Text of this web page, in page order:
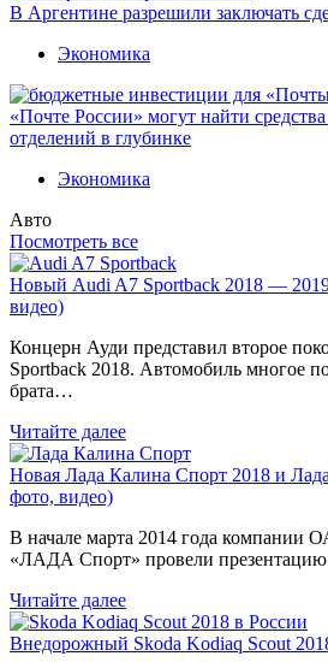
В Аргентине разрешили заключать
Экономика
«Почте России» могут найти
отделений в глубинке
Экономика
Авто
Посмотреть все
Новый Audi A7 Sportback 2018 —
видео)
Концерн Ауди представил второе
Sportback 2018. Автомобиль многое
брата…
Читайте далее
Новая Лада Калина Спорт 2018 и
фото, видео)
В начале марта 2014 года
«ЛАДА Спорт» провели
Читайте далее
Внедорожный Skoda Kodiaq Scout